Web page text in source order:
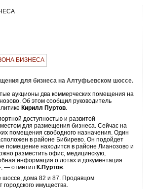
для бизнеса на Алтуфьевском шоссе.
аукционы два коммерческих помещения на
Об этом сообщил руководитель
Кирилл Пуртов.
доступностью и развитой
для размещения бизнеса. Сейчас на
помещения свободного назначения. Один
в районе Бибирево. Он подойдет
помещение находится в районе Лианозово и
разместить офис, медицинскую,
информация о лотах и документация
— отметил К.Пуртов.
шоссе, дома 82 и 87. Продавцом
имущества.